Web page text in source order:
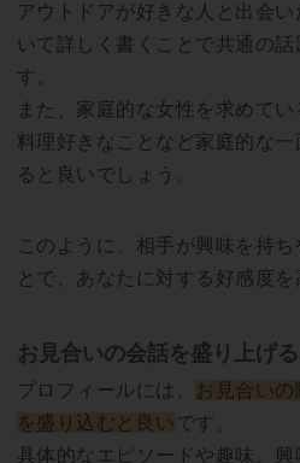
アウトドアが好きな人と出会
いて詳しく書くことで共通の
す。
また、家庭的な女性を求めてい
料理好きなことなど家庭的な
ると良いでしょう。
このように、相手が興味を持
とで、あなたに対する好感度を
お見合いの会話を盛り上げ
プロフィールには、 お見合いの
を盛り込むと良いです。
具体的なエピソードや趣味、興